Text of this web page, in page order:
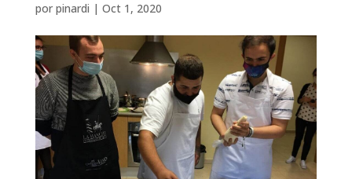
por pinardi | Oct 1, 2020